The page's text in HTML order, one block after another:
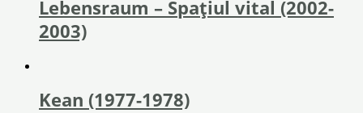
Lebensraum – Spațiul vital (2002-
2003)
Kean (1977-1978)